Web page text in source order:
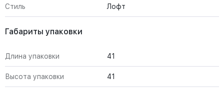
Стиль Лофт
Габариты упаковки
Длина упаковки 41
Высота упаковки 41